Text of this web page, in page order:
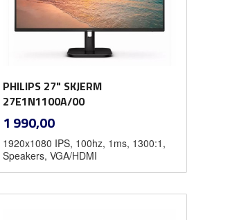
PHILIPS 27" SKJERM
27E1N1100A/00
Pris
1 990,00mva.
1920x1080 IPS, 100hz, 1ms, 1300:1,
Speakers, VGA/HDMI